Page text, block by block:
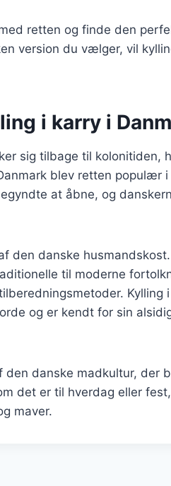
retten og finde den
version du vælger, vil
i karry i
sig tilbage til kolonitiden,
blev retten populær
at åbne, og
den danske
til moderne
Kylling
og er kendt for sin
den danske madkultur, der
det er til hverdag eller
maver.